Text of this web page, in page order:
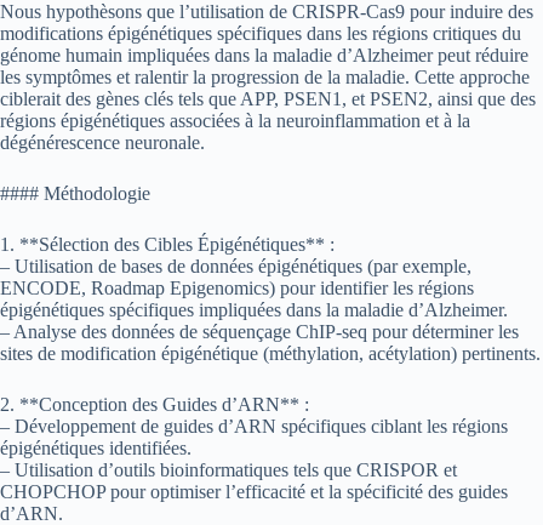
Nous hypothèsons que l’utilisation de CRISPR-Cas9 pour induire des
modifications épigénétiques spécifiques dans les régions critiques du
génome humain impliquées dans la maladie d’Alzheimer peut réduire
les symptômes et ralentir la progression de la maladie. Cette approche
ciblerait des gènes clés tels que APP, PSEN1, et PSEN2, ainsi que des
régions épigénétiques associées à la neuroinflammation et à la
dégénérescence neuronale.
#### Méthodologie
1. **Sélection des Cibles Épigénétiques** :
– Utilisation de bases de données épigénétiques (par exemple,
ENCODE, Roadmap Epigenomics) pour identifier les régions
épigénétiques spécifiques impliquées dans la maladie d’Alzheimer.
– Analyse des données de séquençage ChIP-seq pour déterminer les
sites de modification épigénétique (méthylation, acétylation) pertinents.
2. **Conception des Guides d’ARN** :
– Développement de guides d’ARN spécifiques ciblant les régions
épigénétiques identifiées.
– Utilisation d’outils bioinformatiques tels que CRISPOR et
CHOPCHOP pour optimiser l’efficacité et la spécificité des guides
d’ARN.